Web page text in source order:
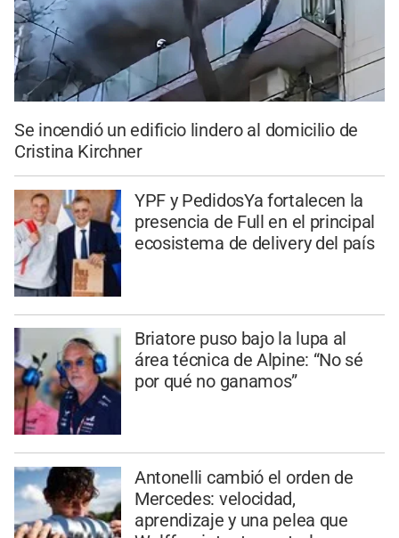
Se incendió un edificio lindero al domicilio de
Cristina Kirchner
YPF y PedidosYa fortalecen la
presencia de Full en el principal
ecosistema de delivery del país
Briatore puso bajo la lupa al
área técnica de Alpine: “No sé
por qué no ganamos”
Antonelli cambió el orden de
Mercedes: velocidad,
aprendizaje y una pelea que